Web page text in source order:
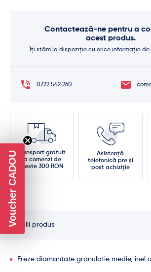
Contactează-ne pentru a
acest produs.
Îți stăm la dispoziție cu orice informație de
0722 542 260
Transport gratuit
la comenzi de
peste 300 RON
Asistență
telefonică pre și
post achiziție
Detalii produs
Freze diamantate granulatie medie, inel
Voucher CADOU